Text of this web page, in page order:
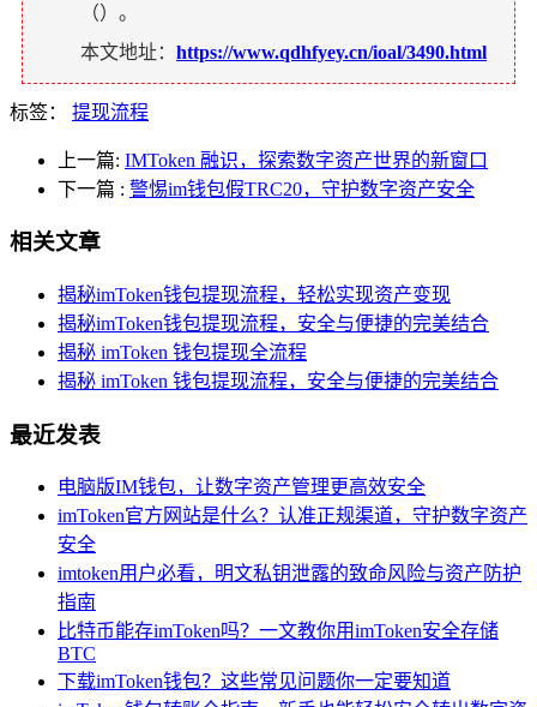
（）。
本文地址： https://www.qdhfyey.cn/ioal/3490.html
标签： 提现流程
上一篇: IMToken 融识，探索数字资产世界的新窗口
下一篇 : 警惕im钱包假TRC20，守护数字资产安全
相关文章
揭秘imToken钱包提现流程，轻松实现资产变现
揭秘imToken钱包提现流程，安全与便捷的完美结合
揭秘 imToken 钱包提现全流程
揭秘 imToken 钱包提现流程，安全与便捷的完美结合
最近发表
电脑版IM钱包，让数字资产管理更高效安全
imToken官方网站是什么？认准正规渠道，守护数字资产
安全
imtoken用户必看，明文私钥泄露的致命风险与资产防护
指南
比特币能存imToken吗？一文教你用imToken安全存储
BTC
下载imToken钱包？这些常见问题你一定要知道